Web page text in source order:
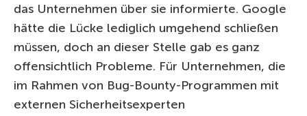
das Unternehmen über sie informierte. Google
hätte die Lücke lediglich umgehend schließen
müssen, doch an dieser Stelle gab es ganz
offensichtlich Probleme. Für Unternehmen, die
im Rahmen von Bug-Bounty-Programmen mit
externen Sicherheitsexperten